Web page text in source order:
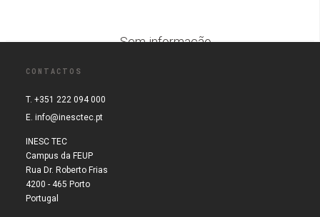
Sem informação
CONTACTOS
T. +351 222 094 000
E. info@inesctec.pt
INESC TEC
Campus da FEUP
Rua Dr. Roberto Frias
4200 - 465 Porto
Portugal